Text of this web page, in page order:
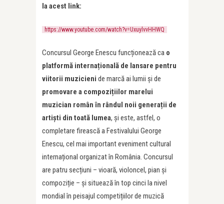
la acest link:
https://www.youtube.com/watch?v=UxuylvvHHWQ
Concursul George Enescu funcționează ca o
platformă internațională de lansare pentru
viitorii muzicieni de marcă ai lumii și de
promovare a compozițiilor marelui
muzician român în rândul noii generații de
artiști din toată lumea, și este, astfel, o
completare firească a Festivalului George
Enescu, cel mai important eveniment cultural
internațional organizat în România. Concursul
are patru secțiuni – vioară, violoncel, pian și
compoziție – și situează în top cinci la nivel
mondial în peisajul competițiilor de muzică